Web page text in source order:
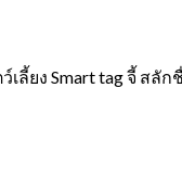
เลี้ยง Smart tag จี้ สลั